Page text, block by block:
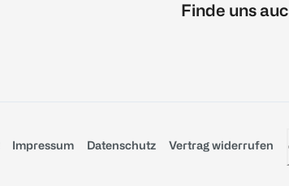
Finde uns
Impressum Datenschutz Vertrag widerrufen